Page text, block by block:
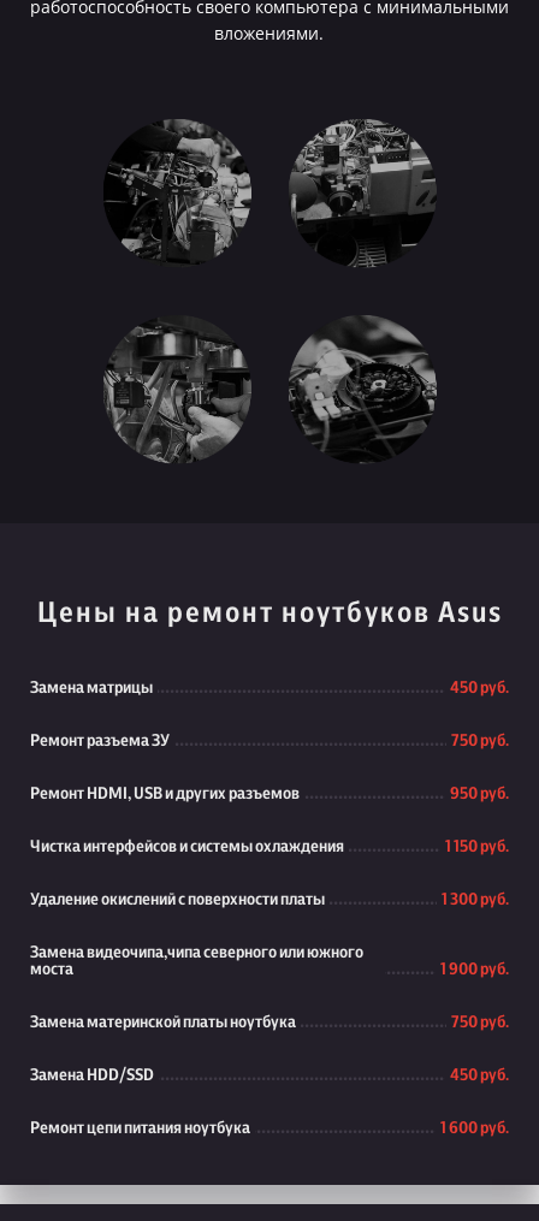
работоспособность своего компьютера с минимальными
вложениями.
Цены на ремонт ноутбуков Asus
Замена матрицы 450 руб.
Ремонт разъема ЗУ 750 руб.
Ремонт HDMI, USB и других разъемов 950 руб.
Чистка интерфейсов и системы охлаждения 1 150 руб.
Удаление окислений с поверхности платы 1 300 руб.
Замена видеочипа,чипа северного или южного
моста
1 900 руб.
Замена материнской платы ноутбука 750 руб.
Замена HDD/SSD 450 руб.
Ремонт цепи питания ноутбука 1 600 руб.